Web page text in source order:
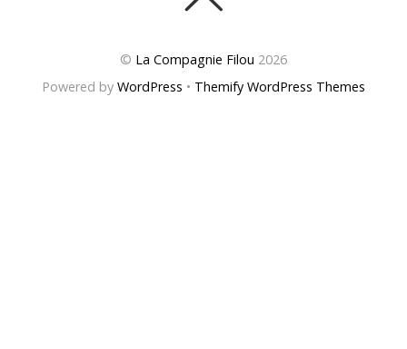
© La Compagnie Filou 2026
Powered by WordPress • Themify WordPress Themes